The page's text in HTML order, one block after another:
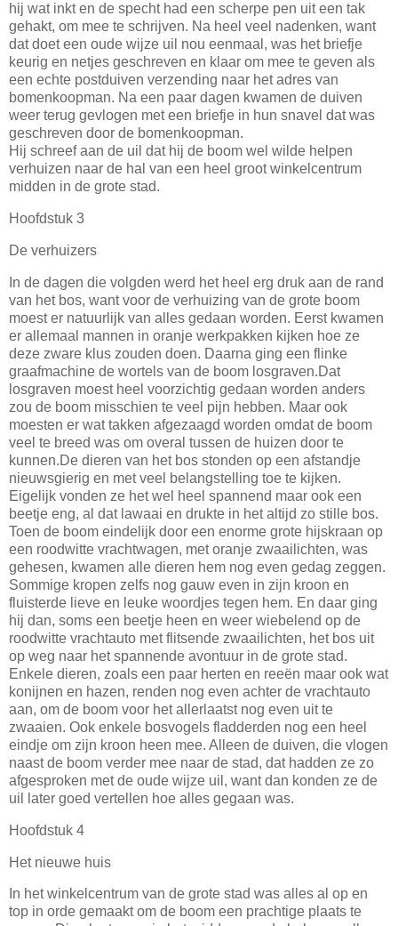
hij wat inkt en de specht had een scherpe pen uit een tak
gehakt, om mee te schrijven. Na heel veel nadenken, want
dat doet een oude wijze uil nou eenmaal, was het briefje
keurig en netjes geschreven en klaar om mee te geven als
een echte postduiven verzending naar het adres van
bomenkoopman. Na een paar dagen kwamen de duiven
weer terug gevlogen met een briefje in hun snavel dat was
geschreven door de bomenkoopman.
Hij schreef aan de uil dat hij de boom wel wilde helpen
verhuizen naar de hal van een heel groot winkelcentrum
midden in de grote stad.
Hoofdstuk 3
De verhuizers
In de dagen die volgden werd het heel erg druk aan de rand
van het bos, want voor de verhuizing van de grote boom
moest er natuurlijk van alles gedaan worden. Eerst kwamen
er allemaal mannen in oranje werkpakken kijken hoe ze
deze zware klus zouden doen. Daarna ging een flinke
graafmachine de wortels van de boom losgraven.Dat
losgraven moest heel voorzichtig gedaan worden anders
zou de boom misschien te veel pijn hebben. Maar ook
moesten er wat takken afgezaagd worden omdat de boom
veel te breed was om overal tussen de huizen door te
kunnen.De dieren van het bos stonden op een afstandje
nieuwsgierig en met veel belangstelling toe te kijken.
Eigelijk vonden ze het wel heel spannend maar ook een
beetje eng, al dat lawaai en drukte in het altijd zo stille bos.
Toen de boom eindelijk door een enorme grote hijskraan op
een roodwitte vrachtwagen, met oranje zwaailichten, was
gehesen, kwamen alle dieren hem nog even gedag zeggen.
Sommige kropen zelfs nog gauw even in zijn kroon en
fluisterde lieve en leuke woordjes tegen hem. En daar ging
hij dan, soms een beetje heen en weer wiebelend op de
roodwitte vrachtauto met flitsende zwaailichten, het bos uit
op weg naar het spannende avontuur in de grote stad.
Enkele dieren, zoals een paar herten en reeën maar ook wat
konijnen en hazen, renden nog even achter de vrachtauto
aan, om de boom voor het allerlaatst nog even uit te
zwaaien. Ook enkele bosvogels fladderden nog een heel
eindje om zijn kroon heen mee. Alleen de duiven, die vlogen
naast de boom verder mee naar de stad, dat hadden ze zo
afgesproken met de oude wijze uil, want dan konden ze de
uil later goed vertellen hoe alles gegaan was.
Hoofdstuk 4
Het nieuwe huis
In het winkelcentrum van de grote stad was alles al op en
top in orde gemaakt om de boom een prachtige plaats te